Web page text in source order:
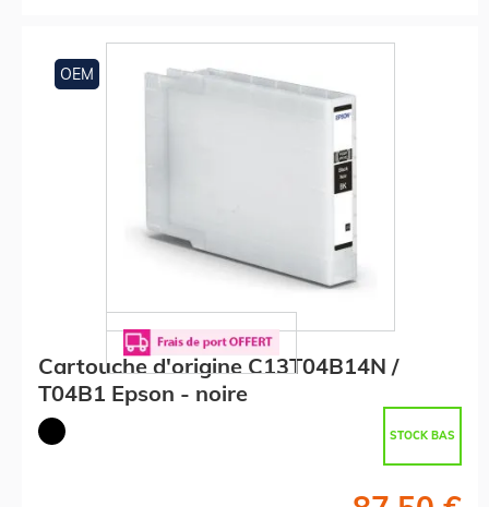
OEM
Cartouche d'origine C13T04B14N /
T04B1 Epson - noire
STOCK BAS